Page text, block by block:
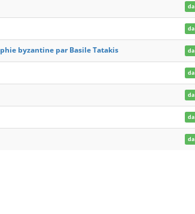
da
da
byzantine par Basile Tatakis da
da
da
da
da